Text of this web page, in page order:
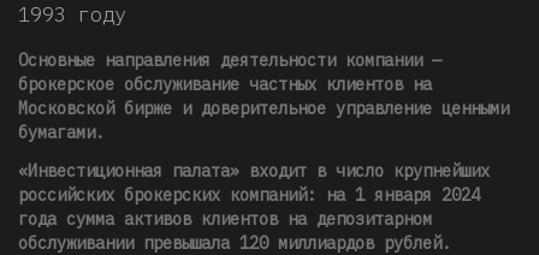
1993 году
Основные направления деятельности компании —
брокерское обслуживание частных клиентов на
Московской бирже и доверительное управление ценными
бумагами.
«Инвестиционная палата» входит в число крупнейших
российских брокерских компаний: на 1 января 2024
года сумма активов клиентов на депозитарном
обслуживании превышала 120 миллиардов рублей.